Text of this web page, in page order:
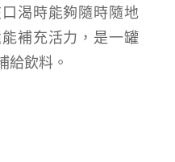
渴時能夠隨時隨地
補充活力，是一罐
給飲料。